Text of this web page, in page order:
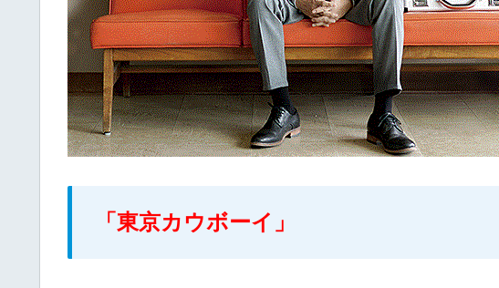
「東京カウボーイ」